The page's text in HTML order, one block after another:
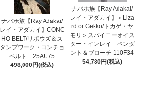
ナバホ族【Ray Adakai/
レイ・アダカイ】CONC
HO BELT/リポウズ＆ス
タンプワーク・コンチョ
ベルト 25AU75
498,000円(税込)
ナバホ族【Ray Adakai/
レイ・アダカイ】＜Liza
rd or Gekko/トカゲ・ヤ
モリ＞スパイニーオイス
ター・インレイ ペンダ
ント＆ブローチ 110F34
54,780円(税込)